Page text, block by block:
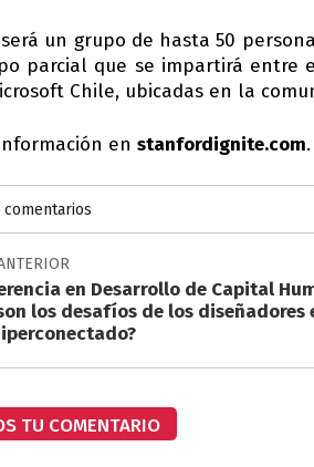
un grupo de hasta 50
parcial que se impartirá entre
Chile, ubicadas en la
en stanfordignite.com.
comentarios
en Desarrollo de Capital
los desafíos de los diseñadores
TU COMENTARIO